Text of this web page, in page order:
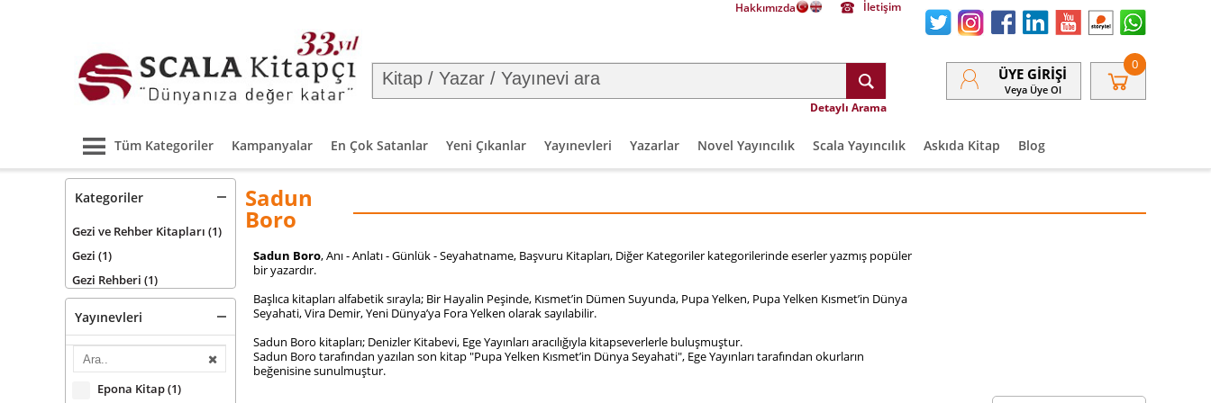
Hakkımızda İletişim
Detaylı Arama
ÜYE GIRIŞI
Veya Üye Ol
0
Tüm Kategoriler Kampanyalar En Çok Satanlar Yeni Çıkanlar Yayınevleri Yazarlar Novel Yayıncılık Scala Yayıncılık Askıda Kitap Blog
Kategoriler
Gezi ve Rehber Kitapları (1)
Gezi (1)
Gezi Rehberi (1)
Yayınevleri
Epona Kitap(1)
Sadun
Boro
Sadun Boro, Anı - Anlatı - Günlük - Seyahatname, Başvuru Kitapları, Diğer Kategoriler kategorilerinde eserler yazmış popüler
bir yazardır.
Başlıca kitapları alfabetik sırayla; Bir Hayalin Peşinde, Kısmet’in Dümen Suyunda, Pupa Yelken, Pupa Yelken Kısmet’in Dünya
Seyahati, Vira Demir, Yeni Dünya’ya Fora Yelken olarak sayılabilir.
Sadun Boro kitapları; Denizler Kitabevi, Ege Yayınları aracılığıyla kitapseverlerle buluşmuştur.
Sadun Boro tarafından yazılan son kitap "Pupa Yelken Kısmet’in Dünya Seyahati", Ege Yayınları tarafından okurların
beğenisine sunulmuştur.